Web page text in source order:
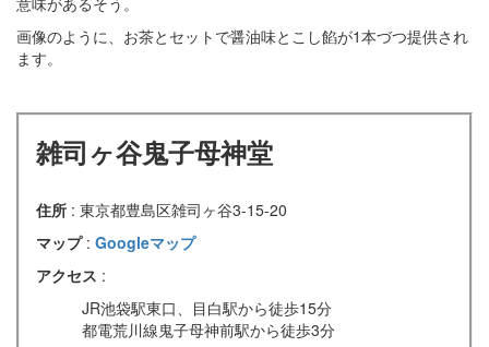
画像のように、お茶とセットで醤油味とこし餡が1本づつ提供され
ます。
雑司ヶ谷鬼子母神堂
住所 : 東京都豊島区雑司ヶ谷3-15-20
マップ : Googleマップ
アクセス :
JR池袋駅東口、目白駅から徒歩15分
都電荒川線鬼子母神前駅から徒歩3分